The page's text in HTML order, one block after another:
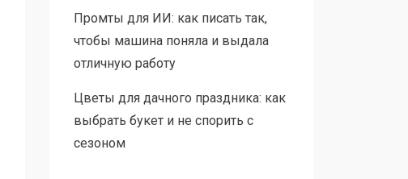
Промты для ИИ: как писать так,
чтобы машина поняла и выдала
отличную работу
Цветы для дачного праздника: как
выбрать букет и не спорить с
сезоном